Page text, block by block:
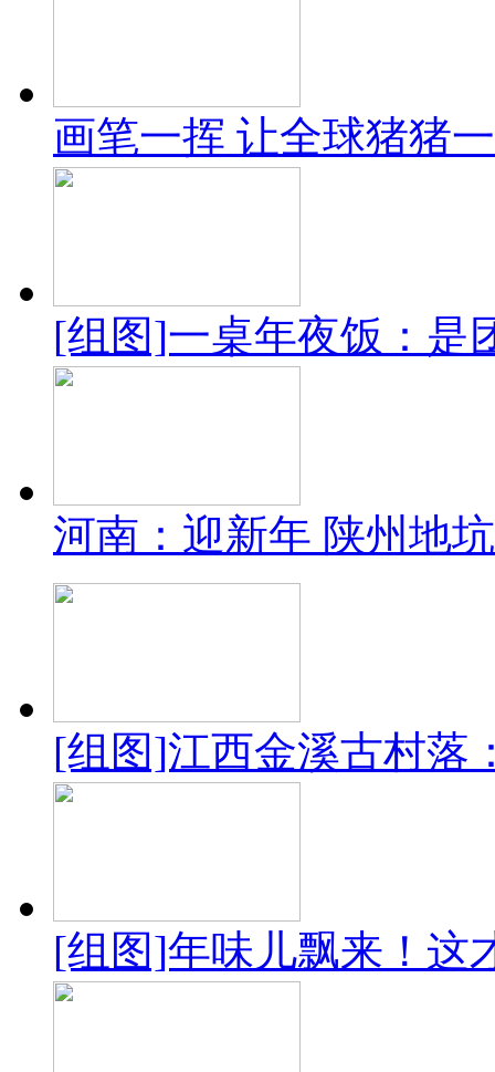
画笔一挥 让全球猪猪
[组图]一桌年夜饭：是
河南：迎新年 陕州地
[组图]江西金溪古村落
[组图]年味儿飘来！这